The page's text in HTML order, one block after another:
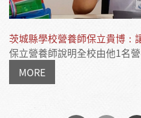
茨城縣學校營養師保立貴博：
保立營養師說明全校由他1名
MORE